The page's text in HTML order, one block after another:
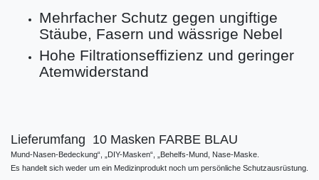
Mehrfacher Schutz gegen ungiftige
Stäube, Fasern und wässrige Nebel
Hohe Filtrationseffizienz und geringer
Atemwiderstand
Lieferumfang 10 Masken FARBE BLAU
Mund-Nasen-Bedeckung“, „DIY-Masken“, „Behelfs-Mund, Nase-Maske.
Es handelt sich weder um ein Medizinprodukt noch um persönliche Schutzausrüstung.